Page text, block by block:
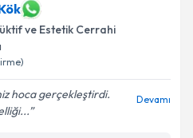
ve Estetik Cerrahi
hoca gerçekleştirdi.
Devamı